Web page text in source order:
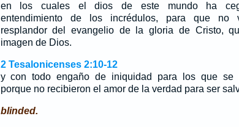
en los cuales el dios de este mundo ha
entendimiento de los incrédulos, para que no
resplandor del evangelio de la gloria de Cristo,
imagen de Dios.
2 Tesalonicenses 2:10-12
y con todo engaño de iniquidad para los que se
porque no recibieron el amor de la verdad para ser
blinded.